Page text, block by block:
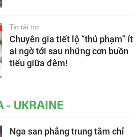
Tin tài trợ
Chuyên gia tiết lộ “thủ phạm” ít
ai ngờ tới sau những cơn buồn
tiểu giữa đêm!
- UKRAINE
Nga san phẳng trung tâm chỉ